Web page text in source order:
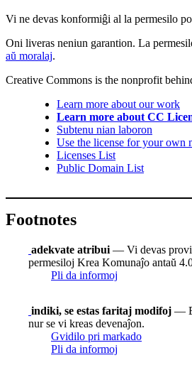
Vi ne devas konformiĝi al la permesilo
Oni liveras neniun garantion. La
aŭ moralaj.
Creative Commons is the nonprofit
Learn more about our work
Learn more about CC
Subtenu nian laboron
Use the license for your own
Licenses List
Public Domain List
Footnotes
adekvate atribui — Vi devas
permesiloj Krea Komunaĵo antaŭ
Pli da informoj
indiki, se estas faritaj modifoj —
nur se vi kreas devenaĵon.
Gvidilo pri markado
Pli da informoj